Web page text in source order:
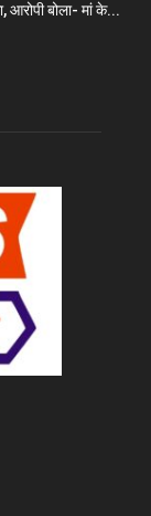
आरोपी बोला- मां के...